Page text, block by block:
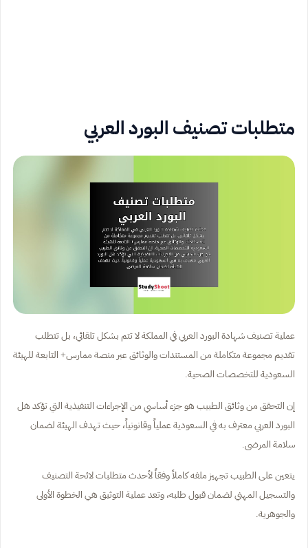
متطلبات تصنيف البورد العربي
عملية تصنيف شهادة البورد العربي في المملكة لا تتم بشكل تلقائي، بل تتطلب
تقديم مجموعة متكاملة من المستندات والوثائق عبر منصة ممارس+ التابعة للهيئة
السعودية للتخصصات الصحية.
إن التحقق من وثائق الطبيب هو جزء أساسي من الإجراءات التنفيذية التي تؤكد هل
البورد العربي معترف به في السعودية عملياً وقانونياً، حيث تهدف الهيئة لضمان
سلامة المرضى.
يتعين على الطبيب تجهيز ملفه كاملاً وفقاً لأحدث متطلبات لائحة التصنيف
والتسجيل المهني لضمان قبول طلبه، وتعد عملية التوثيق هي الخطوة الأولى
والجوهرية.